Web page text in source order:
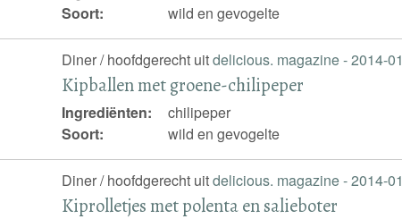
Soort:
wild en gevogelte
Diner / hoofdgerecht uitdelicious. magazine - 2014-01
Kipballen met groene-chilipeper
Ingrediënten:
chilipeper
Soort:
wild en gevogelte
Diner / hoofdgerecht uitdelicious. magazine - 2014-01
Kiprolletjes met polenta en salieboter